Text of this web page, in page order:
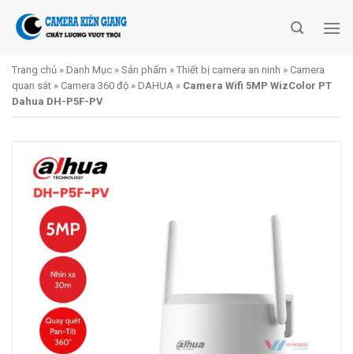
Trang chủ » Danh Mục » Sản phẩm » Thiết bị camera an ninh » Camera
quan sát » Camera 360 độ » DAHUA » Camera Wifi 5MP WizColor PT
Dahua DH-P5F-PV